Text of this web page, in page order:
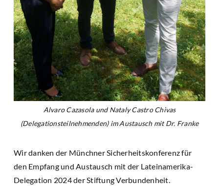
Alvaro Cazasola und Nataly Castro Chivas
(Delegationsteilnehmenden) im Austausch mit Dr. Franke
Wir danken der Münchner Sicherheitskonferenz für
den Empfang und Austausch mit der Lateinamerika-
Delegation 2024 der Stiftung Verbundenheit.